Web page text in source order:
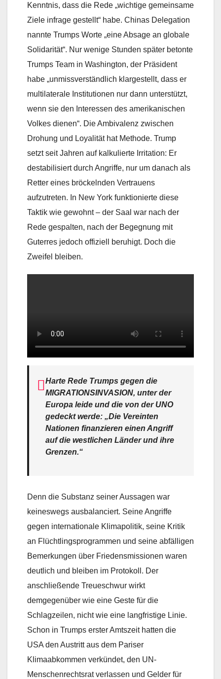
Kenntnis, dass die Rede „wichtige gemeinsame
Ziele infrage gestellt“ habe. Chinas Delegation
nannte Trumps Worte „eine Absage an globale
Solidarität“. Nur wenige Stunden später betonte
Trumps Team in Washington, der Präsident
habe „unmissverständlich klargestellt, dass er
multilaterale Institutionen nur dann unterstützt,
wenn sie den Interessen des amerikanischen
Volkes dienen“. Die Ambivalenz zwischen
Drohung und Loyalität hat Methode. Trump
setzt seit Jahren auf kalkulierte Irritation: Er
destabilisiert durch Angriffe, nur um danach als
Retter eines bröckelnden Vertrauens
aufzutreten. In New York funktionierte diese
Taktik wie gewohnt – der Saal war nach der
Rede gespalten, nach der Begegnung mit
Guterres jedoch offiziell beruhigt. Doch die
Zweifel bleiben.
Harte Rede Trumps gegen die
MIGRATIONSINVASION, unter der
Europa leide und die von der UNO
gedeckt werde: „Die Vereinten
Nationen finanzieren einen Angriff
auf die westlichen Länder und ihre
Grenzen.“
Denn die Substanz seiner Aussagen war
keineswegs ausbalanciert. Seine Angriffe
gegen internationale Klimapolitik, seine Kritik
an Flüchtlingsprogrammen und seine abfälligen
Bemerkungen über Friedensmissionen waren
deutlich und bleiben im Protokoll. Der
anschließende Treueschwur wirkt
demgegenüber wie eine Geste für die
Schlagzeilen, nicht wie eine langfristige Linie.
Schon in Trumps erster Amtszeit hatten die
USA den Austritt aus dem Pariser
Klimaabkommen verkündet, den UN-
Menschenrechtsrat verlassen und Gelder für